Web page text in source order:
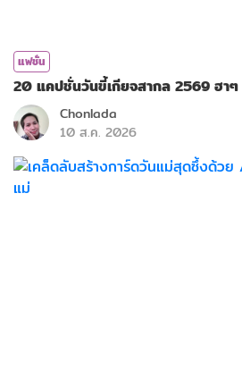
แฟชั่น
20 แคปชั่นวันขี้เ
Chonlada
10 ส.ค. 2026